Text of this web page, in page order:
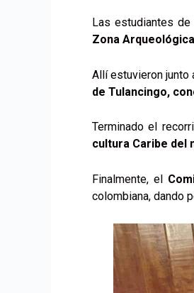
Las estudiantes
Zona
Allí estuvieron junto
de Tulancingo,
Terminado el
cultura Caribe del
Finalmente, el
colombiana, dando